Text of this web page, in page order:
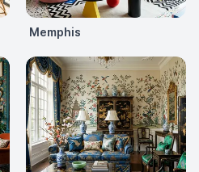
Memphis